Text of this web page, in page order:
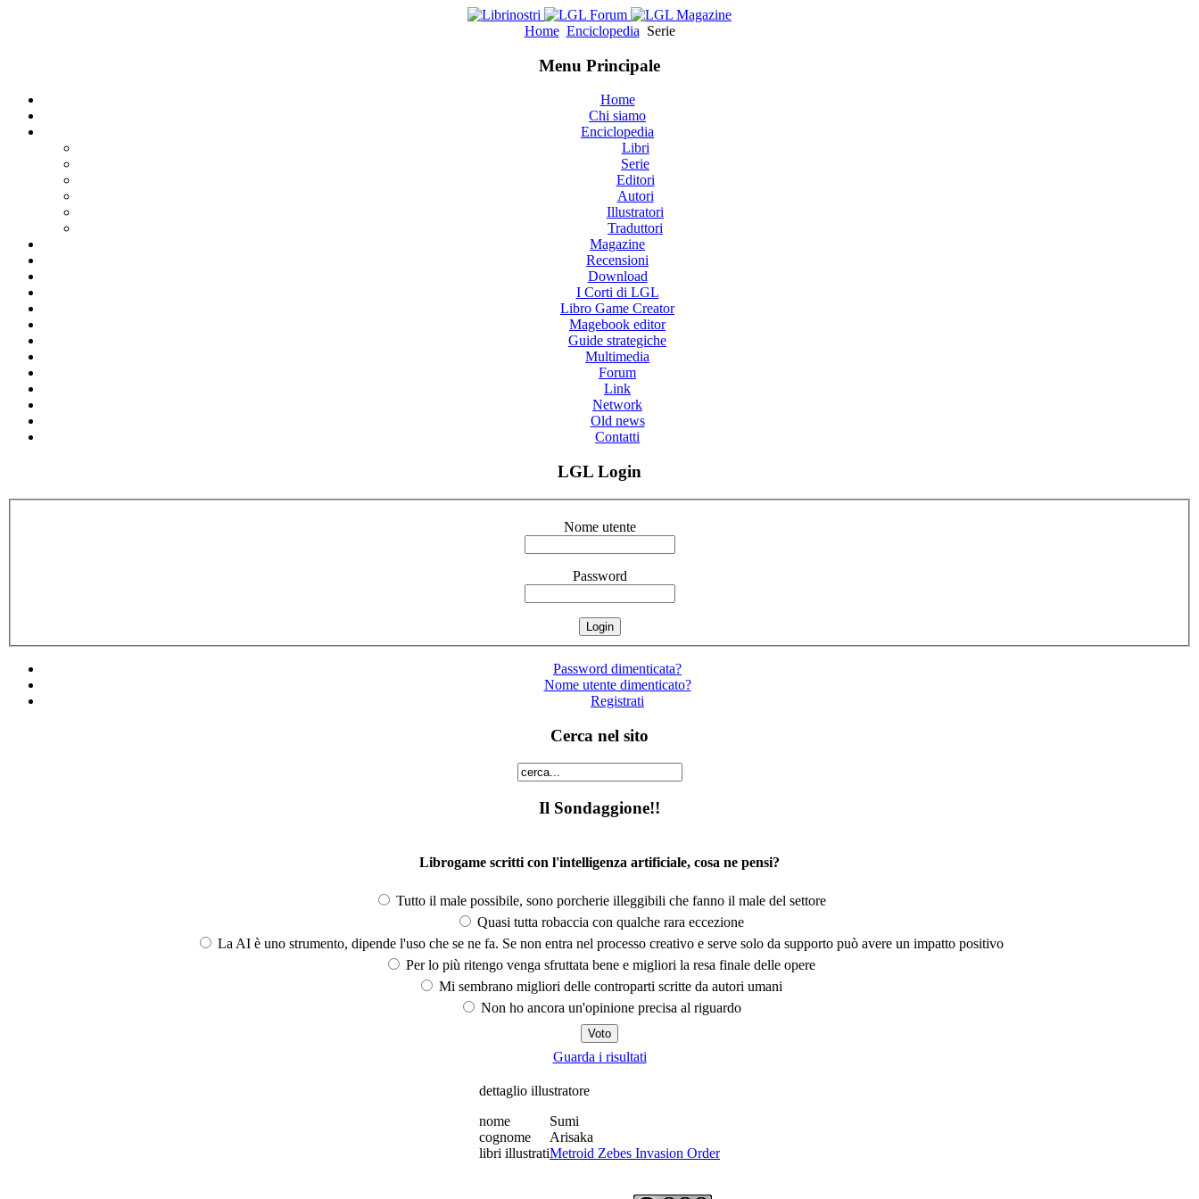
Home Enciclopedia Serie
Menu Principale
Home
Chi siamo
Enciclopedia
Libri
Serie
Editori
Autori
Illustratori
Traduttori
Magazine
Recensioni
Download
I Corti di LGL
Libro Game Creator
Magebook editor
Guide strategiche
Multimedia
Forum
Link
Network
Old news
Contatti
LGL Login
Nome utente
Password
Password dimenticata?
Nome utente dimenticato?
Registrati
Cerca nel sito
Il Sondaggione!!
Librogame scritti con l'intelligenza artificiale, cosa ne pensi?
Tutto il male possibile, sono porcherie illeggibili che fanno il male del settore
Quasi tutta robaccia con qualche rara eccezione
La AI è uno strumento, dipende l'uso che se ne fa. Se non entra nel processo creativo e serve solo da supporto può avere un impatto positivo
Per lo più ritengo venga sfruttata bene e migliori la resa finale delle opere
Mi sembrano migliori delle controparti scritte da autori umani
Non ho ancora un'opinione precisa al riguardo
Guarda i risultati
dettaglio illustratore
nome
Sumi
cognome
Arisaka
libri illustratiMetroid Zebes Invasion Order